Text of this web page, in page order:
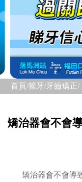
首頁/箍牙/牙齒矯正/
矯治器會不會
矯治器會不會導